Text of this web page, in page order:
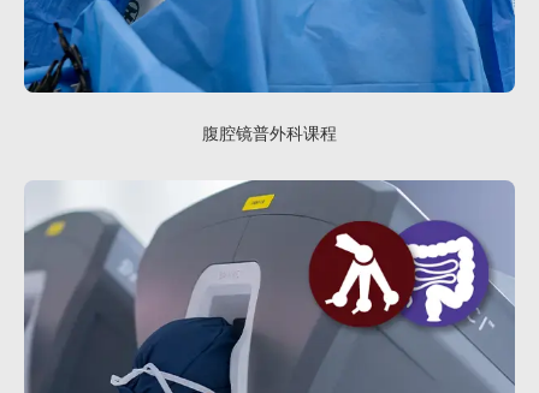
腹腔镜普外科课程